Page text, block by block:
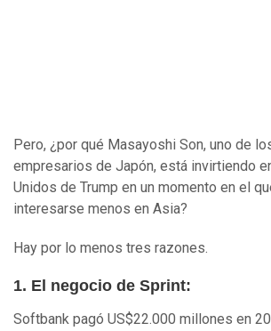
Pero, ¿por qué Masayoshi Son, uno de
empresarios de Japón, está invirtiendo
Unidos de Trump en un momento en el
interesarse menos en Asia?
Hay por lo menos tres razones.
1. El negocio de Sprint:
Softbank pagó US$22.000 millones en